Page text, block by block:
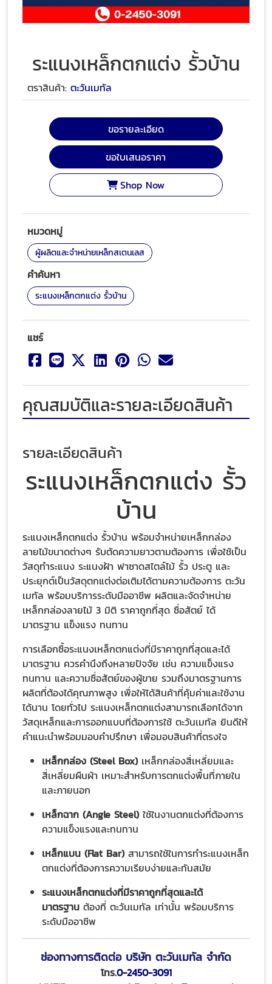
ระแนงเหล็กตกแต่ง รั้วบ้าน
ตราสินค้า: ตะวันเมทัล
ขอรายละเอียด
ขอใบเสนอราคา
Shop Now
หมวดหมู่
ผู้ผลิตและจำหน่ายเหล็กสเตนเลส
คำค้นหา
ระแนงเหล็กตกแต่ง รั้วบ้าน
แชร์
คุณสมบัติและรายละเอียดสินค้า
รายละเอียดสินค้า
ระแนงเหล็กตกแต่ง รั้ว
บ้าน
ระแนงเหล็กตกแต่ง รั้วบ้าน พร้อมจำหน่ายเหล็กกล่อง
ลายไม้ขนาดต่างๆ รับตัดความยาวตามต้องการ เพื่อใช้เป็น
วัสดุทำระแนง ระแนงฝ้า ฟาซาดสไตล์ไม้ รั้ว ประตู และ
ประยุกต์เป็นวัสดุตกแต่งต่อเติมได้ตามความต้องการ ตะวัน
เมทัล พร้อมบริการระดับมืออาชีพ ผลิตและจัดจำหน่าย
เหล็กกล่องลายไม้ 3 มิติ ราคาถูกที่สุด ซื่อสัตย์ ได้
มาตรฐาน แข็งแรง ทนทาน
การเลือกซื้อระแนงเหล็กตกแต่งที่มีราคาถูกที่สุดและได้
มาตรฐาน ควรคำนึงถึงหลายปัจจัย เช่น ความแข็งแรง
ทนทาน และความซื่อสัตย์ของผู้ขาย รวมถึงมาตรฐานการ
ผลิตที่ต้องได้คุณภาพสูง เพื่อให้ได้สินค้าที่คุ้มค่าและใช้งาน
ได้นาน โดยทั่วไป ระแนงเหล็กตกแต่งสามารถเลือกได้จาก
วัสดุเหล็กและการออกแบบที่ต้องการใช้ ตะวันเมทัล ยินดีให้
คำแนะนำพร้อมมอบคำปรึกษา เพื่อมอบสินค้าที่ตรงใจ
เหล็กกล่อง (Steel Box) เหล็กกล่องสี่เหลี่ยมและ
สี่เหลี่ยมผืนผ้า เหมาะสำหรับการตกแต่งพื้นที่ภายใน
และภายนอก
เหล็กฉาก (Angle Steel) ใช้ในงานตกแต่งที่ต้องการ
ความแข็งแรงและทนทาน
เหล็กแบน (Flat Bar) สามารถใช้ในการทำระแนงเหล็ก
ตกแต่งที่ต้องการความเรียบง่ายและทันสมัย
ระแนงเหล็กตกแต่งที่มีราคาถูกที่สุดและได้
มาตรฐาน ต้องที่ ตะวันเมทัล เท่านั้น พร้อมบริการ
ระดับมืออาชีพ
ช่องทางการติดต่อ บริษัท ตะวันเมทัล จำกัด
โทร.0-2450-3091